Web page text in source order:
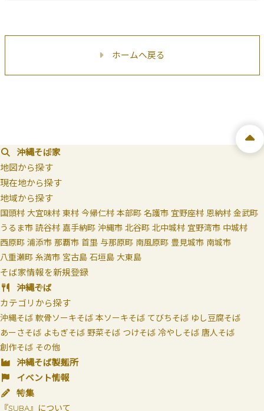
ホームへ戻る
沖縄そば家
地図から探す
現在地から探す
地域から探す
国頭村 大宜味村 東村 今帰仁村 本部町 名護市 宜野座村 恩納村 金武町
うるま市 読谷村 嘉手納町 沖縄市 北谷町 北中城村 宜野湾市 中城村
西原町 浦添市 那覇市 首里 与那原町 南風原町 豊見城市 南城市
八重瀬町 糸満市 宮古島 石垣島 大東島
そば家情報を新規登録
沖縄そば
カテゴリから探す
沖縄そば 軟骨ソーキそば 本ソーキそば てびちそば ゆし豆腐そば
あーさそば よもぎそば 野菜そば つけそば 冷やしそば 唐人そば
創作そば その他
沖縄そば製麺所
イベント情報
特集
『SUBA』について